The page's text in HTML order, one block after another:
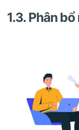
1.3. Phân